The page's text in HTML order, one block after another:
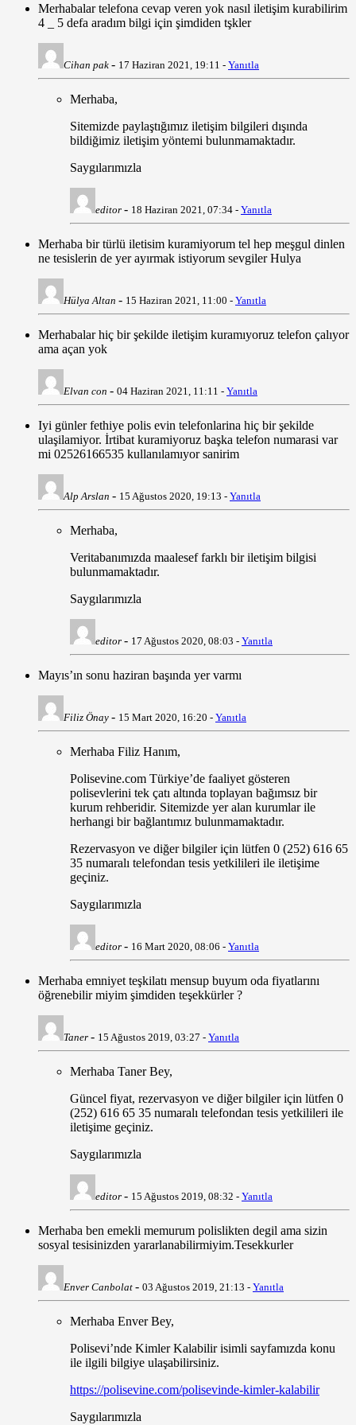
Merhabalar telefona cevap veren yok nasıl iletişim kurabilirim
4 _ 5 defa aradım bilgi için şimdiden tşkler
Cihan pak - 17 Haziran 2021, 19:11 - Yanıtla
Merhaba,
Sitemizde paylaştığımız iletişim bilgileri dışında
bildiğimiz iletişim yöntemi bulunmamaktadır.
Saygılarımızla
editor - 18 Haziran 2021, 07:34 - Yanıtla
Merhaba bir türlü iletisim kuramiyorum tel hep meşgul dinlen
ne tesislerin de yer ayırmak istiyorum sevgiler Hulya
Hülya Altan - 15 Haziran 2021, 11:00 - Yanıtla
Merhabalar hiç bir şekilde iletişim kuramıyoruz telefon çalıyor
ama açan yok
Elvan con - 04 Haziran 2021, 11:11 - Yanıtla
Iyi günler fethiye polis evin telefonlarina hiç bir şekilde
ulaşilamiyor. İrtibat kuramiyoruz başka telefon numarasi var
mi 02526166535 kullanılamıyor sanirim
Alp Arslan - 15 Ağustos 2020, 19:13 - Yanıtla
Merhaba,
Veritabanımızda maalesef farklı bir iletişim bilgisi
bulunmamaktadır.
Saygılarımızla
editor - 17 Ağustos 2020, 08:03 - Yanıtla
Mayıs’ın sonu haziran başında yer varmı
Filiz Önay - 15 Mart 2020, 16:20 - Yanıtla
Merhaba Filiz Hanım,
Polisevine.com Türkiye’de faaliyet gösteren
polisevlerini tek çatı altında toplayan bağımsız bir
kurum rehberidir. Sitemizde yer alan kurumlar ile
herhangi bir bağlantımız bulunmamaktadır.
Rezervasyon ve diğer bilgiler için lütfen 0 (252) 616 65
35 numaralı telefondan tesis yetkilileri ile iletişime
geçiniz.
Saygılarımızla
editor - 16 Mart 2020, 08:06 - Yanıtla
Merhaba emniyet teşkilatı mensup buyum oda fiyatlarını
öğrenebilir miyim şimdiden teşekkürler ?
Taner - 15 Ağustos 2019, 03:27 - Yanıtla
Merhaba Taner Bey,
Güncel fiyat, rezervasyon ve diğer bilgiler için lütfen 0
(252) 616 65 35 numaralı telefondan tesis yetkilileri ile
iletişime geçiniz.
Saygılarımızla
editor - 15 Ağustos 2019, 08:32 - Yanıtla
Merhaba ben emekli memurum polislikten degil ama sizin
sosyal tesisinizden yararlanabilirmiyim.Tesekkurler
Enver Canbolat - 03 Ağustos 2019, 21:13 - Yanıtla
Merhaba Enver Bey,
Polisevi’nde Kimler Kalabilir isimli sayfamızda konu
ile ilgili bilgiye ulaşabilirsiniz.
https://polisevine.com/polisevinde-kimler-kalabilir
Saygılarımızla